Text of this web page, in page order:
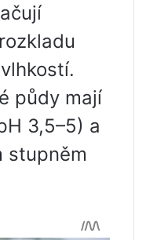
půdy mají
3,5–5) a
stupněm